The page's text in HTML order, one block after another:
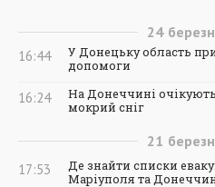
24
16:44
У Донецьку область
допомоги
16:24
На Донеччині
мокрий сніг
21
17:53
Де знайти списки
Маріуполя та